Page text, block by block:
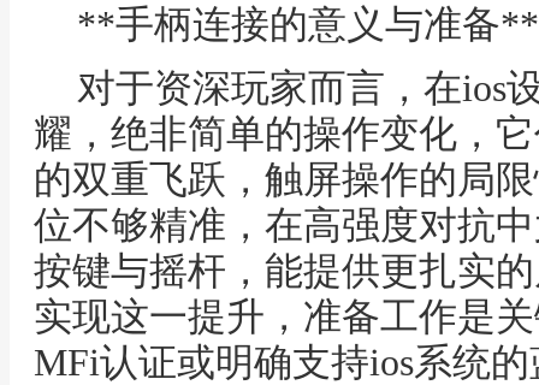
**手柄连接的意义与准备**
对于资深玩家而言，在ios
耀，绝非简单的操作变化，
的双重飞跃，触屏操作的局
位不够精准，在高强度对抗
按键与摇杆，能提供更扎实
实现这一提升，准备工作是
MFi认证或明确支持ios系统